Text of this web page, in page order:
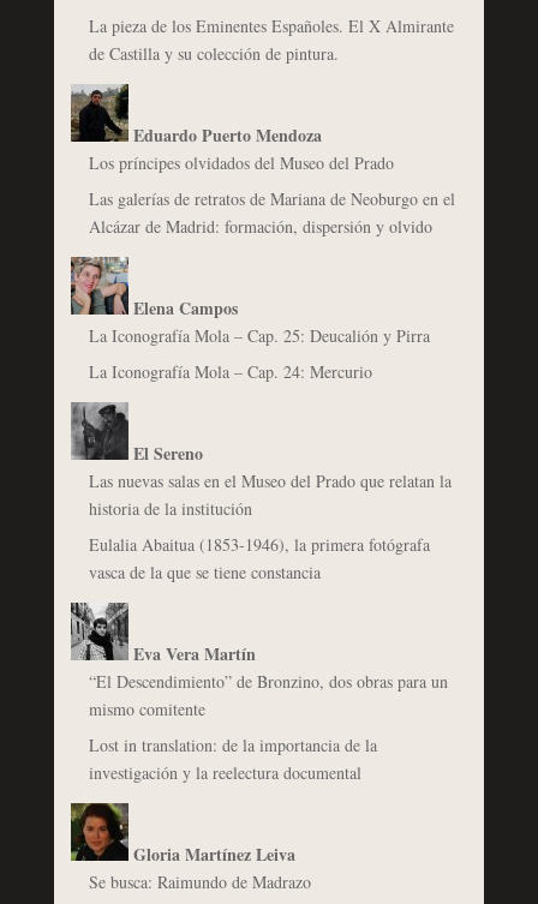
La pieza de los Eminentes Españoles. El X Almirante
de Castilla y su colección de pintura.
Eduardo Puerto Mendoza
Los príncipes olvidados del Museo del Prado
Las galerías de retratos de Mariana de Neoburgo en el
Alcázar de Madrid: formación, dispersión y olvido
Elena Campos
La Iconografía Mola – Cap. 25: Deucalión y Pirra
La Iconografía Mola – Cap. 24: Mercurio
El Sereno
Las nuevas salas en el Museo del Prado que relatan la
historia de la institución
Eulalia Abaitua (1853-1946), la primera fotógrafa
vasca de la que se tiene constancia
Eva Vera Martín
“El Descendimiento” de Bronzino, dos obras para un
mismo comitente
Lost in translation: de la importancia de la
investigación y la reelectura documental
Gloria Martínez Leiva
Se busca: Raimundo de Madrazo